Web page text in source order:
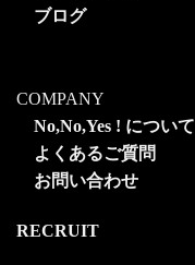
ブログ
COMPANY
No,No,Yes ! について
よくあるご質問
お問い合わせ
RECRUIT